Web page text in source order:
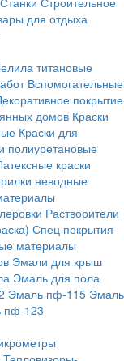
для отдыха
титановые
Вспомогательные
покрытие
домов Краски
Краски для
полиуретановые
краски
неводные
Растворители
Спец покрытия
материалы
Эмали для крыш
Эмаль для пола
Эмаль пф-115 Эмаль
пф-123